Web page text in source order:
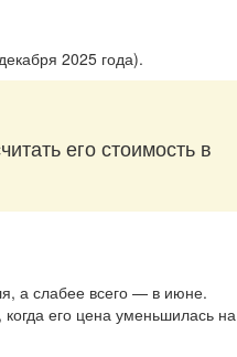
2025 года).
его стоимость в
а слабее всего — в июне.
его цена уменьшилась на